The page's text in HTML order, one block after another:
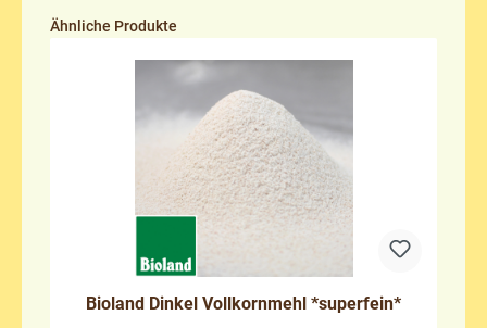
Produktgalerie überspringen
Ähnliche Produkte
Bioland Dinkel Vollkornmehl *superfein*